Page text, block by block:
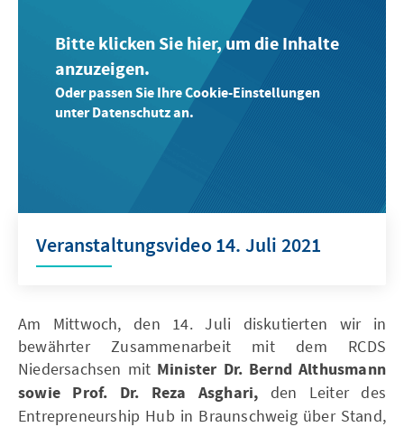
Bitte klicken Sie hier, um die Inhalte
anzuzeigen.
Oder passen Sie Ihre Cookie-Einstellungen
unter Datenschutz an.
Veranstaltungsvideo 14. Juli 2021
Am Mittwoch, den 14. Juli diskutierten wir in
bewährter Zusammenarbeit mit dem RCDS
Niedersachsen mit Minister Dr. Bernd Althusmann
sowie Prof. Dr. Reza Asghari, den Leiter des
Entrepreneurship Hub in Braunschweig über Stand,